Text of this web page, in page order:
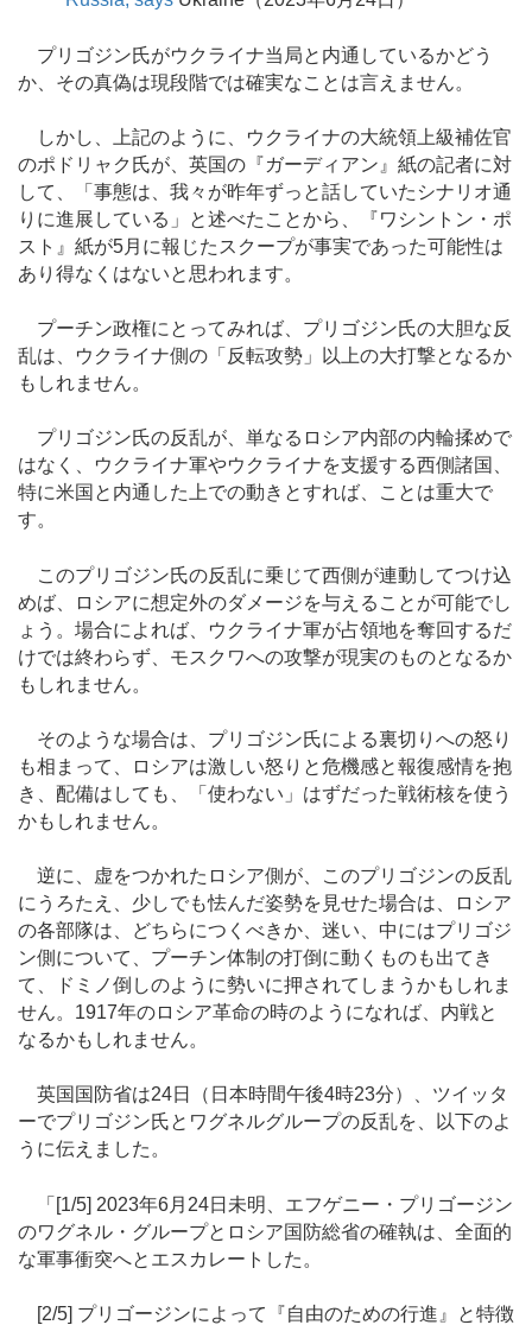
プリゴジン氏がウクライナ当局と内通しているかどう
か、その真偽は現段階では確実なことは言えません。
しかし、上記のように、ウクライナの大統領上級補佐官
のポドリャク氏が、英国の『ガーディアン』紙の記者に対
して、「事態は、我々が昨年ずっと話していたシナリオ通
りに進展している」と述べたことから、『ワシントン・ポ
スト』紙が5月に報じたスクープが事実であった可能性は
あり得なくはないと思われます。
プーチン政権にとってみれば、プリゴジン氏の大胆な反
乱は、ウクライナ側の「反転攻勢」以上の大打撃となるか
もしれません。
プリゴジン氏の反乱が、単なるロシア内部の内輪揉めで
はなく、ウクライナ軍やウクライナを支援する西側諸国、
特に米国と内通した上での動きとすれば、ことは重大で
す。
このプリゴジン氏の反乱に乗じて西側が連動してつけ込
めば、ロシアに想定外のダメージを与えることが可能でし
ょう。場合によれば、ウクライナ軍が占領地を奪回するだ
けでは終わらず、モスクワへの攻撃が現実のものとなるか
もしれません。
そのような場合は、プリゴジン氏による裏切りへの怒り
も相まって、ロシアは激しい怒りと危機感と報復感情を抱
き、配備はしても、「使わない」はずだった戦術核を使う
かもしれません。
逆に、虚をつかれたロシア側が、このプリゴジンの反乱
にうろたえ、少しでも怯んだ姿勢を見せた場合は、ロシア
の各部隊は、どちらにつくべきか、迷い、中にはプリゴジ
ン側について、プーチン体制の打倒に動くものも出てき
て、ドミノ倒しのように勢いに押されてしまうかもしれま
せん。1917年のロシア革命の時のようになれば、内戦と
なるかもしれません。
英国国防省は24日（日本時間午後4時23分）、ツイッタ
ーでプリゴジン氏とワグネルグループの反乱を、以下のよ
うに伝えました。
「[1/5] 2023年6月24日未明、エフゲニー・プリゴージン
のワグネル・グループとロシア国防総省の確執は、全面的
な軍事衝突へとエスカレートした。
[2/5] プリゴージンによって『自由のための行進』と特徴